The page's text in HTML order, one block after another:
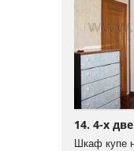
14. 4-х
Шкаф купе